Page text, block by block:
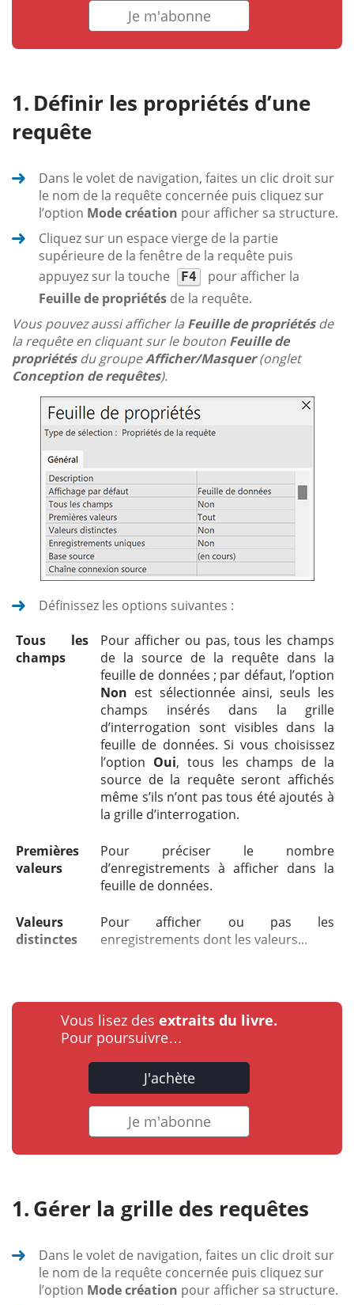
Je m'abonne
Définir les propriétés d’une
requête
Dans le volet de navigation, faites un clic droit sur
le nom de la requête concernée puis cliquez sur
l’option Mode création pour afficher sa structure.
Cliquez sur un espace vierge de la partie
supérieure de la fenêtre de la requête puis
appuyez sur la touche
F4
pour afficher la
Feuille de propriétés de la requête.
Vous pouvez aussi afficher la Feuille de propriétésde
la requête en cliquant sur le bouton Feuille de
propriétésdu groupeAfficher/Masquer(onglet
Conception de requêtes).
Définissez les options suivantes :
Tous les
champs
Pour afficher ou pas, tous les champs
de la source de la requête dans la
feuille de données ; par défaut, l’option
Non est sélectionnée ainsi, seuls les
champs insérés dans la grille
d’interrogation sont visibles dans la
feuille de données. Si vous choisissez
l’option Oui, tous les champs de la
source de la requête seront affichés
même s’ils n’ont pas tous été ajoutés à
la grille d’interrogation.
Premières
valeurs
Pour préciser le nombre
d’enregistrements à afficher dans la
feuille de données.
Valeurs
distinctes
Pour afficher ou pas les
enregistrements dont les valeurs...
Vous lisez des extraits du livre.
Pour poursuivre…
J'achète
Je m'abonne
Gérer la grille des requêtes
Dans le volet de navigation, faites un clic droit sur
le nom de la requête concernée puis cliquez sur
l’option Mode création pour afficher sa structure.